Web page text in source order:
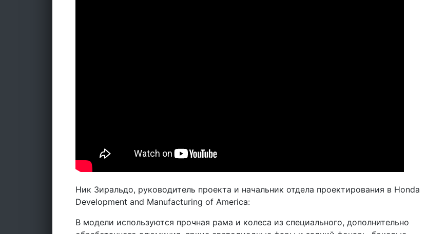
Ник Зиральдо, руководитель проекта и начальник отдела проектирования в Honda
Development and Manufacturing of America:
В модели используются прочная рама и колеса из специального, дополнительно